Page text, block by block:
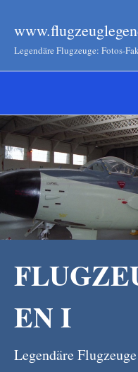
Legendäre Flugzeuge: Fotos-
EN I
Legendäre Flugzeuge